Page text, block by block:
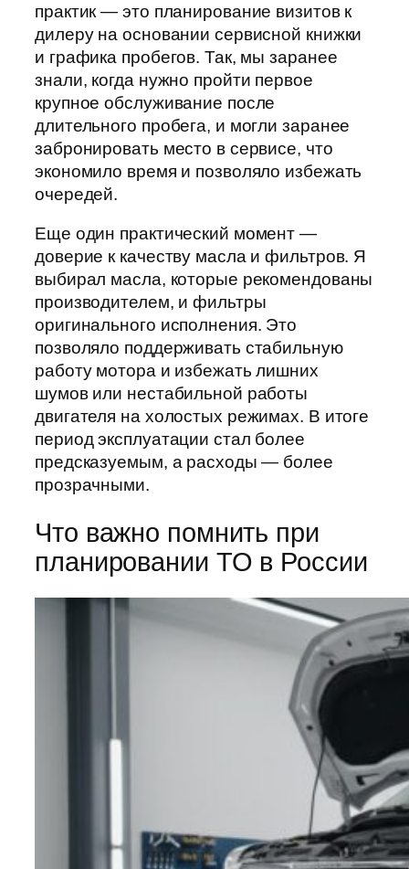
практик — это планирование визитов к
дилеру на основании сервисной книжки
и графика пробегов. Так, мы заранее
знали, когда нужно пройти первое
крупное обслуживание после
длительного пробега, и могли заранее
забронировать место в сервисе, что
экономило время и позволяло избежать
очередей.
Еще один практический момент —
доверие к качеству масла и фильтров. Я
выбирал масла, которые рекомендованы
производителем, и фильтры
оригинального исполнения. Это
позволяло поддерживать стабильную
работу мотора и избежать лишних
шумов или нестабильной работы
двигателя на холостых режимах. В итоге
период эксплуатации стал более
предсказуемым, а расходы — более
прозрачными.
Что важно помнить при
планировании ТО в России